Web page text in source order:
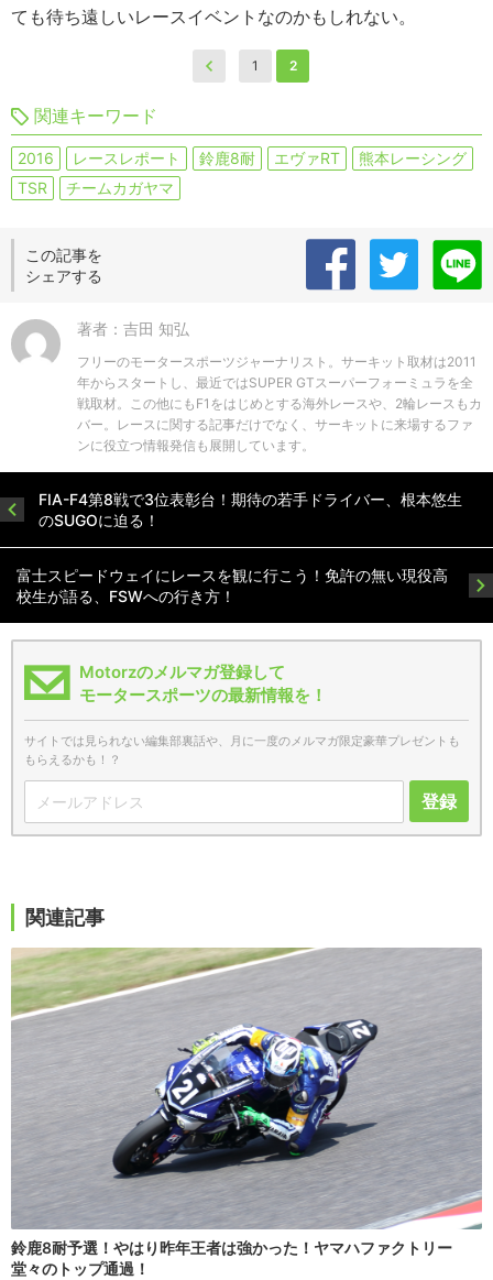
ても待ち遠しいレースイベントなのかもしれない。
1 2
関連キーワード
2016 レースレポート 鈴鹿8耐 エヴァRT
熊本レーシング
TSR
チームカガヤマ
この記事を
シェアする
著者：吉田 知弘
フリーのモータースポーツジャーナリスト。サーキット取材は2011
年からスタートし、最近ではSUPER GTスーパーフォーミュラを全
戦取材。この他にもF1をはじめとする海外レースや、2輪レースもカ
バー。レースに関する記事だけでなく、サーキットに来場するファ
ンに役立つ情報発信も展開しています。
FIA-F4第8戦で3位表彰台！期待の若手ドライバー、根本悠生
のSUGOに迫る！
富士スピードウェイにレースを観に行こう！免許の無い現役高
校生が語る、FSWへの行き方！
Motorzのメルマガ登録して
モータースポーツの最新情報を！
サイトでは見られない編集部裏話や、月に一度のメルマガ限定豪華プレゼントも
もらえるかも！？
登録
関連記事
鈴鹿8耐予選！やはり昨年王者は強かった！ヤマハファクトリー
堂々のトップ通過！